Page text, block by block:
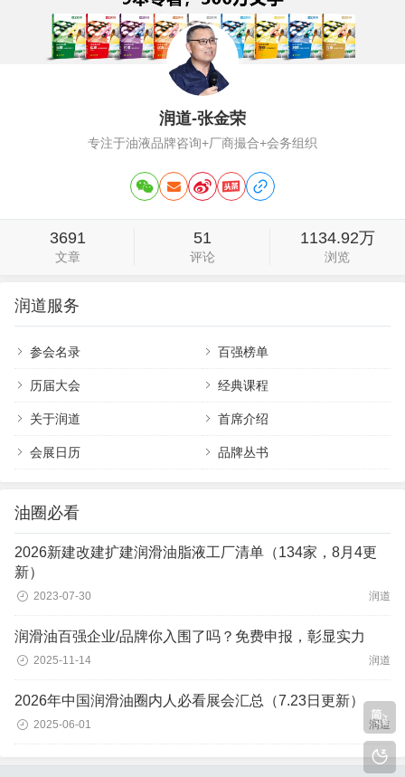
结果被当猴子耍，这不是莫名其妙吗？但
这几年，有个词也…
润道-张金荣
专注于油液品牌咨询+厂商撮合+会务组织
3691
文章
51
评论
1134.92万
浏览
润道服务
参会名录 百强榜单
历届大会 经典课程
关于润道 首席介绍
会展日历 品牌丛书
油圈必看
2026新建改建扩建润滑油脂液工厂清单（134家，8月4更
新）
2023-07-30 润道
润滑油百强企业/品牌你入围了吗？免费申报，彰显实力
2025-11-14 润道
2026年中国润滑油圈内人必看展会汇总（7.23日更新）
2025-06-01 润道